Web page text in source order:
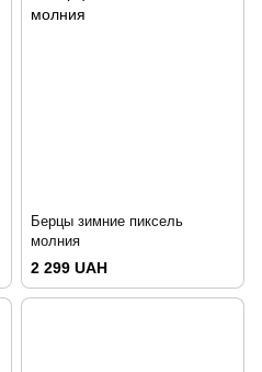
Берцы зимние пиксель
молния
2 299 UAH